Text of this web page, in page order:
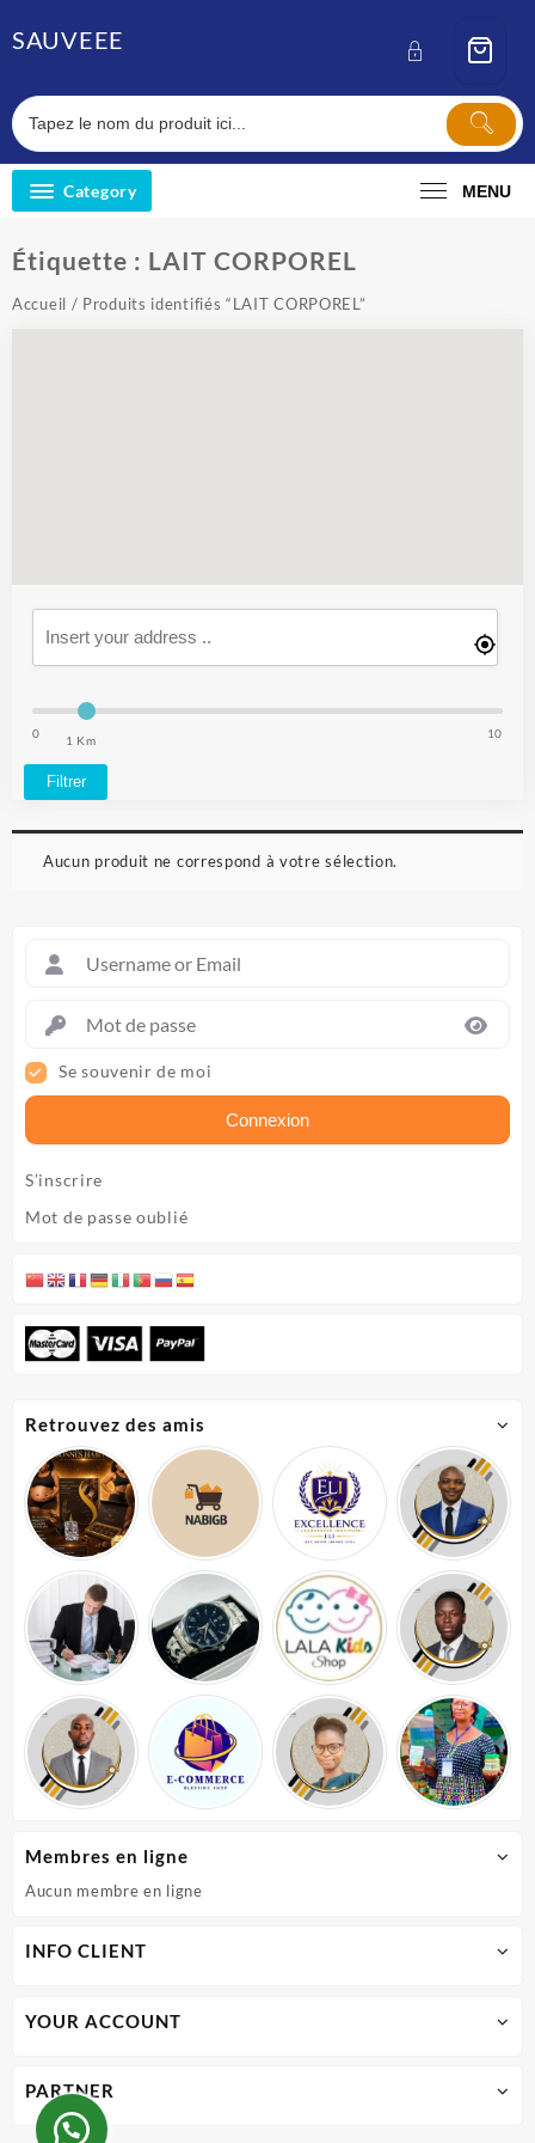
toSAUVEEE
Category MENU
Se souvenir de moi
Connexion
S’inscrire
Mot de passe oublié
Étiquette : LAIT CORPOREL
Accueil / Produits identifiés “LAIT CORPOREL”
0 1 Km 10
Filtrer
Aucun produit ne correspond à votre sélection.
Retrouvez des amis
Membres en ligne
Aucun membre en ligne
INFO CLIENT
YOUR ACCOUNT
PARTNER